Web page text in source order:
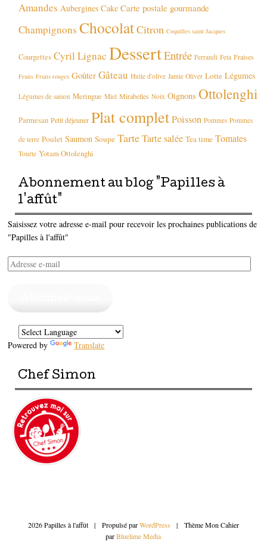
Amandes Aubergines Cake Carte postale gourmande
Champignons ChocolatCitron Coquilles saint Jacques
Courgettes Cyril Lignac DessertEntrée Ferrandi Feta Fraises
Fruits Fruits rouges Goûter Gâteau Huile d'olive Jamie Oliver Lotte Légumes
Légumes de saison Meringue Miel Mirabelles Noix Oignons Ottolenghi
Parmesan Petit déjeuner Plat completPoisson Pommes Pommes
de terre Poulet Saumon Soupe TarteTarte salée Tea time Tomates
Tourte Yotam Ottolenghi
Abonnement au blog "Papilles à
l'affût"
Saisissez votre adresse e-mail pour recevoir les prochaines publications de
"Papilles à l'affût"
Adresse
Powered by Translate
Chef Simon
2026 Papilles à l'affût | Propulsé parWordPress |
Thème Mon Cahier
parBluelime Media